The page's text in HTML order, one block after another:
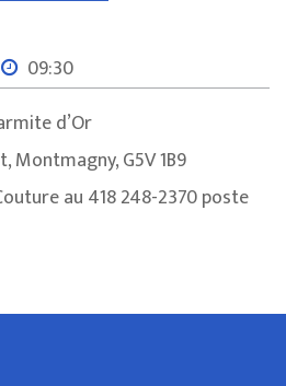
09:30
d’Or
Montmagny, G5V 1B9
au 418 248-2370 poste